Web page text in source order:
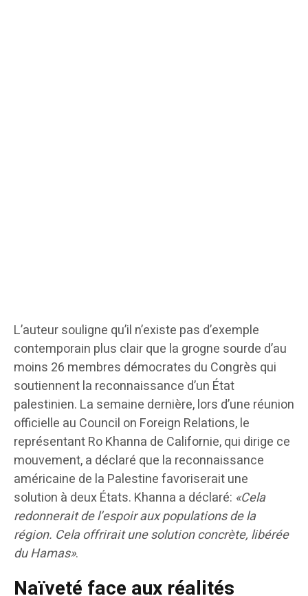
L’auteur souligne qu’il n’existe pas d’exemple
contemporain plus clair que la grogne sourde d’au
moins 26 membres démocrates du Congrès qui
soutiennent la reconnaissance d’un État
palestinien. La semaine dernière, lors d’une réunion
officielle au Council on Foreign Relations, le
représentant Ro Khanna de Californie, qui dirige ce
mouvement, a déclaré que la reconnaissance
américaine de la Palestine favoriserait une
solution à deux États. Khanna a déclaré: «Cela
redonnerait de l’espoir aux populations de la
région. Cela offrirait une solution concrète, libérée
du Hamas».
Naïveté face aux réalités